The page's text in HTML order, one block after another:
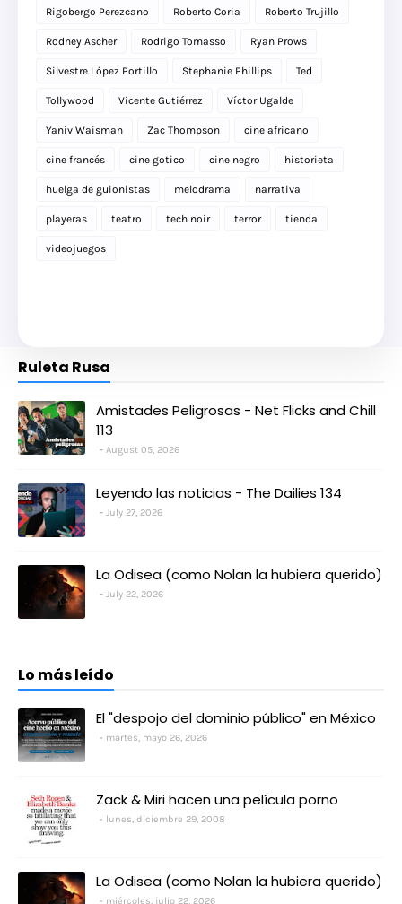
Rigobergo Perezcano Roberto Coria Roberto Trujillo
Rodney Ascher Rodrigo Tomasso Ryan Prows
Silvestre López Portillo Stephanie Phillips Ted
Tollywood Vicente Gutiérrez Víctor Ugalde
Yaniv Waisman Zac Thompson cine africano
cine francés cine gotico cine negro historieta
huelga de guionistas melodrama narrativa
playeras teatro tech noir terror tienda
videojuegos
Ruleta Rusa
Amistades Peligrosas - Net Flicks and Chill
113
August 05, 2026
Leyendo las noticias - The Dailies 134
July 27, 2026
La Odisea (como Nolan la hubiera querido)
July 22, 2026
Lo más leído
El "despojo del dominio público" en México
martes, mayo 26, 2026
Zack & Miri hacen una película porno
lunes, diciembre 29, 2008
La Odisea (como Nolan la hubiera querido)
miércoles, julio 22, 2026